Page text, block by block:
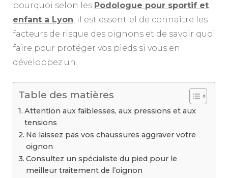
pourquoi selon les Podologue pour sportif et
enfant a Lyon, il est essentiel de connaître les
facteurs de risque des oignons et de savoir quoi
faire pour protéger vos pieds si vous en
développez un.
Table des matières
Attention aux faiblesses, aux pressions et aux
tensions
Ne laissez pas vos chaussures aggraver votre
oignon
Consultez un spécialiste du pied pour le
meilleur traitement de l’oignon